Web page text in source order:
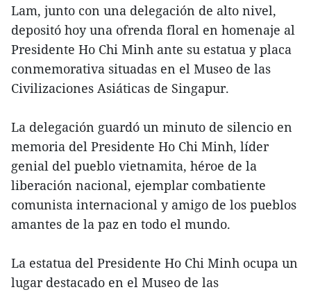
Lam, junto con una delegación de alto nivel,
depositó hoy una ofrenda floral en homenaje al
Presidente Ho Chi Minh ante su estatua y placa
conmemorativa situadas en el Museo de las
Civilizaciones Asiáticas de Singapur.
La delegación guardó un minuto de silencio en
memoria del Presidente Ho Chi Minh, líder
genial del pueblo vietnamita, héroe de la
liberación nacional, ejemplar combatiente
comunista internacional y amigo de los pueblos
amantes de la paz en todo el mundo.
La estatua del Presidente Ho Chi Minh ocupa un
lugar destacado en el Museo de las